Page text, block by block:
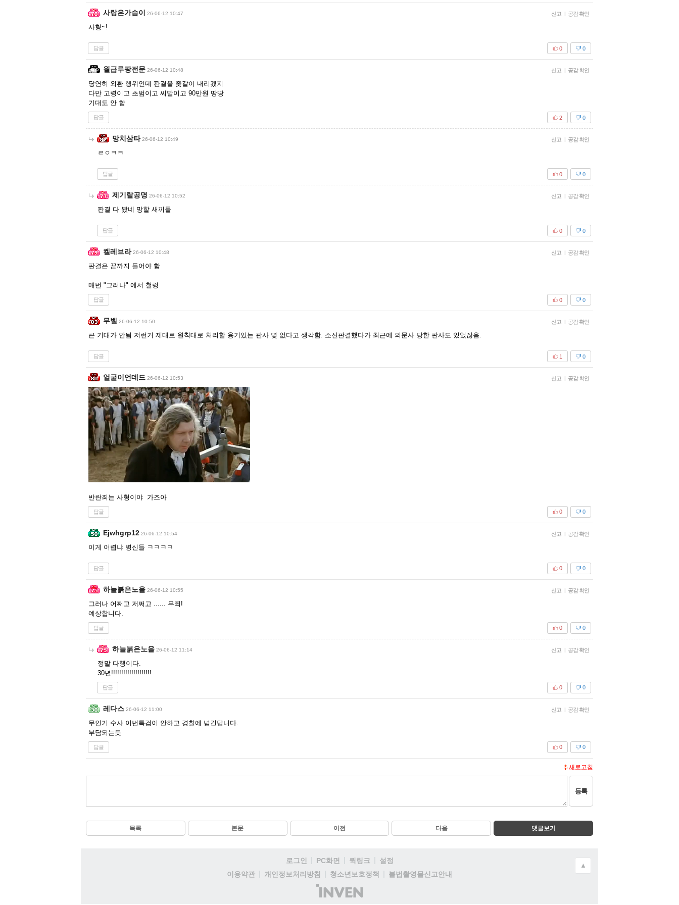
사랑은가슴이 26-06-12 10:47 신고 | 공감 확인
사형~!
답글 0
0
월급루팡전문 26-06-12 10:48 신고 | 공감 확인
당연히 외환 행위인데 판결을 좆같이 내리겠지
다만 고령이고 초범이고 씨발이고 90만원 땅땅
기대도 안 함
답글 0
2
망치삼타 26-06-12 10:49 신고 | 공감 확인
ㄹㅇㅋㅋ
답글 0
0
제기랄공명 26-06-12 10:52 신고 | 공감 확인
판결 다 봤네 망할 새끼들
답글 0
0
켈레브라 26-06-12 10:48 신고 | 공감 확인
판결은 끝까지 들어야 함
매번 "그러나" 에서 철렁
답글 0
0
무벨 26-06-12 10:50 신고 | 공감 확인
큰 기대가 안됨 저런거 제대로 원칙대로 처리할 용기있는 판사 몇 없다고 생각함. 소신판결했다가 최근에 의문사 당한 판사도 있었잖음.
답글 0
1
얼굴이언데드 26-06-12 10:53 신고 | 공감 확인
반란죄는 사형이야 가즈아
답글 0
0
Ejwhgrp12 26-06-12 10:54 신고 | 공감 확인
이게 어렵냐 병신들 ㅋㅋㅋㅋ
답글 0
0
하늘붉은노을 26-06-12 10:55 신고 | 공감 확인
그러나 어쩌고 저쩌고 ...... 무죄!
예상합니다.
답글 0
0
하늘붉은노을 26-06-12 11:14 신고 | 공감 확인
정말 다행이다.
30년!!!!!!!!!!!!!!!!!!!!
답글 0
0
레다스 26-06-12 11:00 신고 | 공감 확인
무인기 수사 이번특검이 안하고 경찰에 넘긴답니다.
부담되는듯
답글 0
0
새로고침
등록
목록 본문 이전 다음 댓글보기
로그인 PC화면 퀵링크
설정
이용약관
개인정보처리방침 청소년보호정책
불법촬영물신고안내
(주)
인
▲